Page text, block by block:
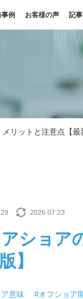
事例 お客様の声 記事
リットと注意点【最
2026.07.23
ショア
】
意味 #オフショア